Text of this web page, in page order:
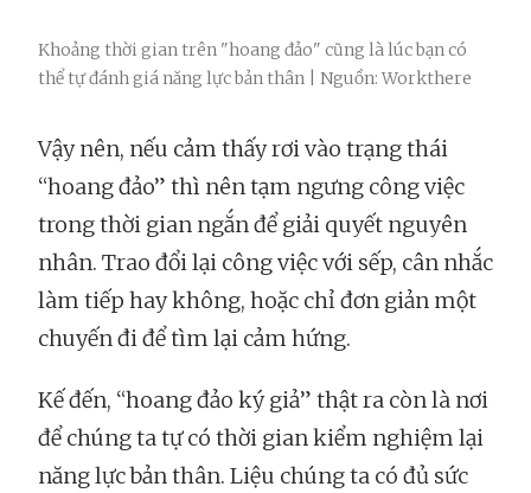
Khoảng thời gian trên "hoang đảo" cũng là lúc bạn có
thể tự đánh giá năng lực bản thân | Nguồn: Workthere
Vậy nên, nếu cảm thấy rơi vào trạng thái
“hoang đảo” thì nên tạm ngưng công việc
trong thời gian ngắn để giải quyết nguyên
nhân. Trao đổi lại công việc với sếp, cân nhắc
làm tiếp hay không, hoặc chỉ đơn giản một
chuyến đi để tìm lại cảm hứng.
Kế đến, “hoang đảo ký giả” thật ra còn là nơi
để chúng ta tự có thời gian kiểm nghiệm lại
năng lực bản thân. Liệu chúng ta có đủ sức